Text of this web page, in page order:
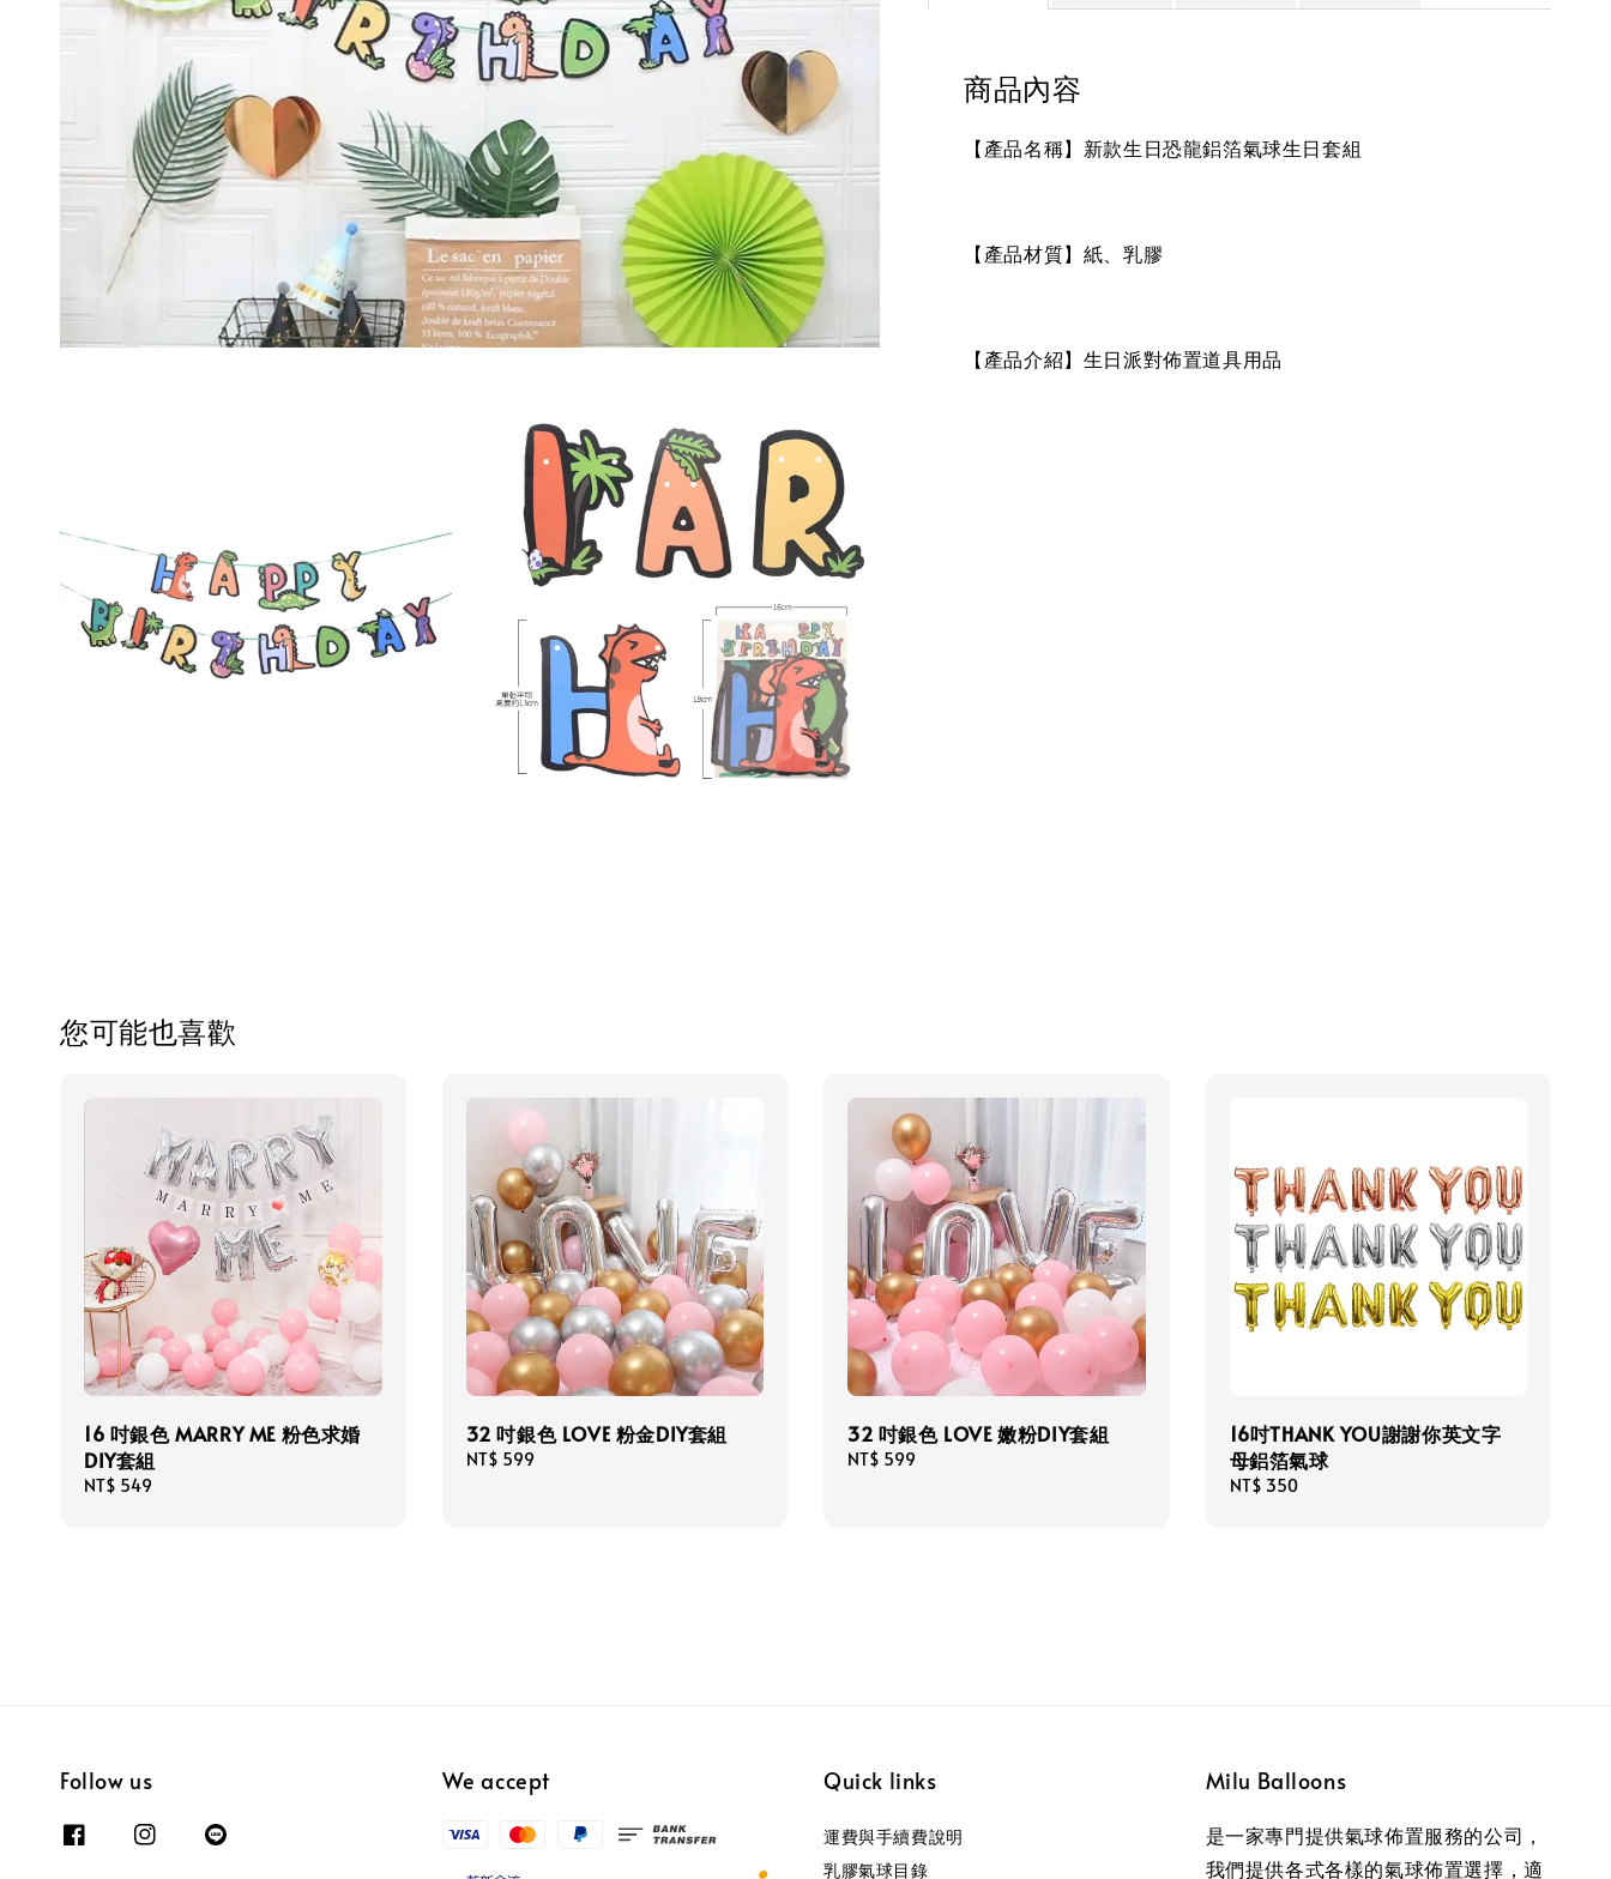
商品內容
【產品名稱】新款生日恐龍鋁箔氣球生日套組
【產品材質】紙、乳膠
【產品介紹】生日派對佈置道具用品
您可能也喜歡
16 吋銀色 MARRY ME 粉色求婚
DIY套組
Regular
NT$ 549
32 吋銀色 LOVE 粉金DIY套組
Regular
NT$ 599
32 吋銀色 LOVE 嫩粉DIY套組
Regular
NT$ 599
16吋THANK YOU謝謝你英文字
母鋁箔氣球
Regular
NT$ 350
Follow us We accept Quick links
運費與手續費說明
乳膠氣球目錄
Milu Balloons
是一家專門提供氣球佈置服務的公司，
我們提供各式各樣的氣球佈置選擇，適